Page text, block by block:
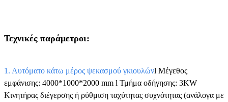
Τεχνικές παράμετροι:
1. Αυτόματο κάτω μέρος ψεκασμού γκιουλώνl Μέγεθος
εμφάνισης: 4000*1000*2000 mm l Τμήμα οδήγησης: 3KW
Κινητήρας διέγερσης ή ρύθμιση ταχύτητας συχνότητας (ανάλογα με